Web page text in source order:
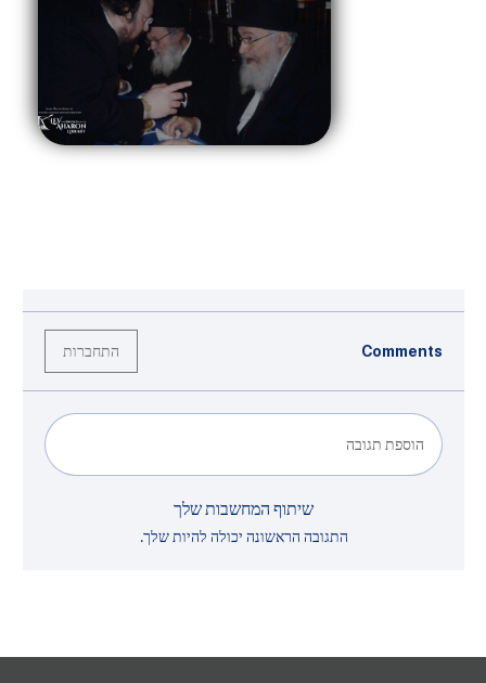
Comments התחברות
הוספת תגובה
שיתוף המחשבות שלך
התגובה הראשונה יכולה להיות שלך.